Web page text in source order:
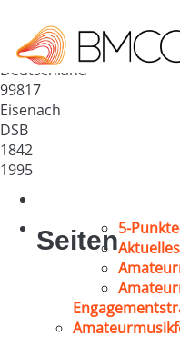
Eisenach
Deutschland
99817
Eisenach
DSB
1842
1995
Seiten5-